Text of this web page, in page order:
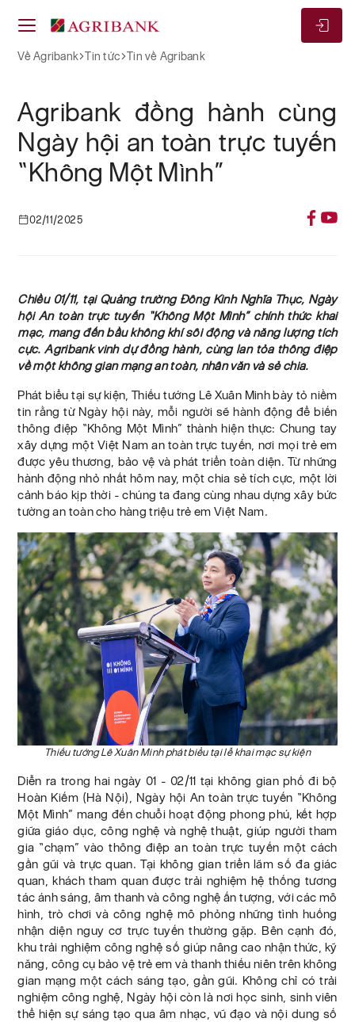
Về Agribank Tin tức Tin về Agribank
Agribank đồng hành cùng
Ngày hội an toàn trực tuyến
“Không Một Mình”
02/11/2025
Chiều 01/11, tại Quảng trường Đông Kinh Nghĩa Thục, Ngày
hội An toàn trực tuyến “Không Một Mình” chính thức khai
mạc, mang đến bầu không khí sôi động và năng lượng tích
cực. Agribank vinh dự đồng hành, cùng lan tỏa thông điệp
về một không gian mạng an toàn, nhân văn và sẻ chia.
Phát biểu tại sự kiện, Thiếu tướng Lê Xuân Minh bày tỏ niềm
tin rằng từ Ngày hội này, mỗi người sẽ hành động để biến
thông điệp “Không Một Mình” thành hiện thực: Chung tay
xây dựng một Việt Nam an toàn trực tuyến, nơi mọi trẻ em
được yêu thương, bảo vệ và phát triển toàn diện. Từ những
hành động nhỏ nhất hôm nay, một chia sẻ tích cực, một lời
cảnh báo kịp thời - chúng ta đang cùng nhau dựng xây bức
tường an toàn cho hàng triệu trẻ em Việt Nam.
Thiếu tướng Lê Xuân Minh phát biểu tại lễ khai mạc sự kiện
Diễn ra trong hai ngày 01 - 02/11 tại không gian phố đi bộ
Hoàn Kiếm (Hà Nội), Ngày hội An toàn trực tuyến “Không
Một Mình” mang đến chuỗi hoạt động phong phú, kết hợp
giữa giáo dục, công nghệ và nghệ thuật, giúp người tham
gia “chạm” vào thông điệp an toàn trực tuyến một cách
gần gũi và trực quan. Tại không gian triển lãm số đa giác
quan, khách tham quan được trải nghiệm hệ thống tương
tác ánh sáng, âm thanh và công nghệ ấn tượng, với các mô
hình, trò chơi và công nghệ mô phỏng những tình huống
nhận diện nguy cơ trực tuyến thường gặp. Bên cạnh đó,
khu trải nghiệm công nghệ số giúp nâng cao nhận thức, kỹ
năng, công cụ bảo vệ trẻ em và thanh thiếu niên trên không
gian mạng một cách sáng tạo, gần gũi. Không chỉ có trải
nghiệm công nghệ, Ngày hội còn là nơi học sinh, sinh viên
thể hiện sự sáng tạo qua âm nhạc, vũ đạo và nội dung số